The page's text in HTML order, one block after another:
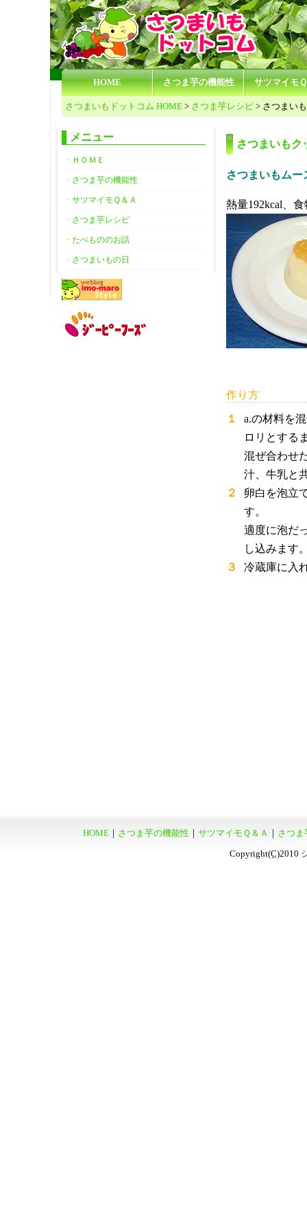
HOME さつま芋の機能性 サツマイモ
さつまいもドットコム HOME > さつま芋レシピ > さつまい
さつまいもク
さつまいもムー
熱量192kcal、
作り方
１
a.の材料を
ロリとする
混ぜ合わせ
汁、牛乳と
２
卵白を泡立
す。
適度に泡だ
し込みます
３
冷蔵庫に入
メニュー
· ＨＯＭＥ
· さつま芋の機能性
· サツマイモＱ＆Ａ
· さつま芋レシピ
· たべもののお話
· さつまいもの日
HOME｜ さつま芋の機能性 サツマイモＱ＆Ａ さつま
Copyright(C)2010